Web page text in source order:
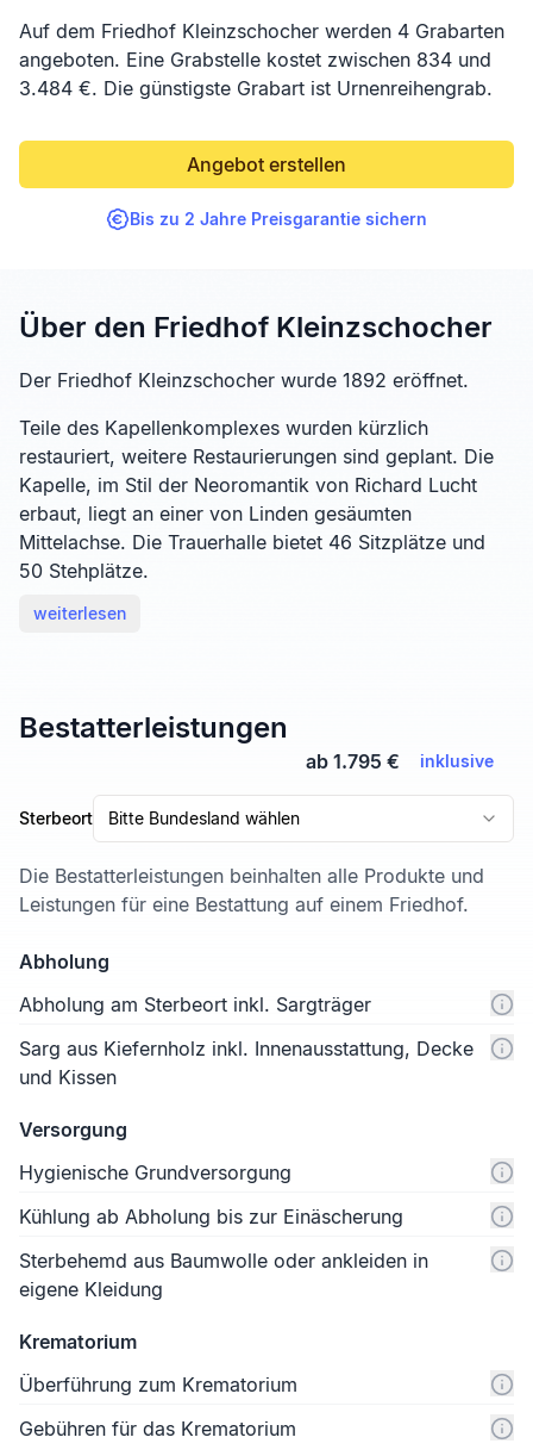
Auf dem Friedhof Kleinzschocher werden 4 Grabarten
angeboten. Eine Grabstelle kostet zwischen 834 und
3.484 €. Die günstigste Grabart ist Urnenreihengrab.
Angebot erstellen
Bis zu 2 Jahre Preisgarantie sichern
Über den Friedhof Kleinzschocher
Der Friedhof Kleinzschocher wurde 1892 eröffnet.
Teile des Kapellenkomplexes wurden kürzlich
restauriert, weitere Restaurierungen sind geplant. Die
Kapelle, im Stil der Neoromantik von Richard Lucht
erbaut, liegt an einer von Linden gesäumten
Mittelachse. Die Trauerhalle bietet 46 Sitzplätze und
50 Stehplätze.
weiterlesen
Bestatterleistungen
ab 1.795 € inklusive
Sterbeort Bitte Bundesland wählen
Die Bestatterleistungen beinhalten alle Produkte und
Leistungen für eine Bestattung auf einem Friedhof.
Abholung
Abholung am Sterbeort inkl. Sargträger
Sarg aus Kiefernholz inkl. Innenausstattung, Decke
und Kissen
Versorgung
Hygienische Grundversorgung
Kühlung ab Abholung bis zur Einäscherung
Sterbehemd aus Baumwolle oder ankleiden in
eigene Kleidung
Krematorium
Überführung zum Krematorium
Gebühren für das Krematorium